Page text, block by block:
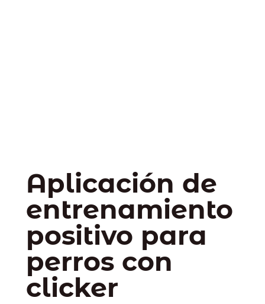
Aplicación de
entrenamiento
positivo para
perros con
clicker